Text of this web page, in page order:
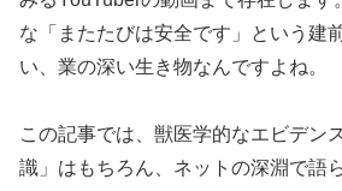
な「またたびは安全です」という建
い、業の深い生き物なんですよね。
この記事では、獣医学的なエビデン
識」はもちろん、ネットの深淵で語